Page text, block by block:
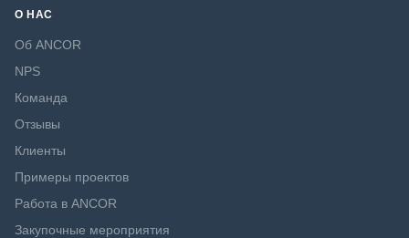
О НАС
Об ANCOR
NPS
Команда
Отзывы
Клиенты
Примеры проектов
Работа в ANCOR
Закупочные мероприятия